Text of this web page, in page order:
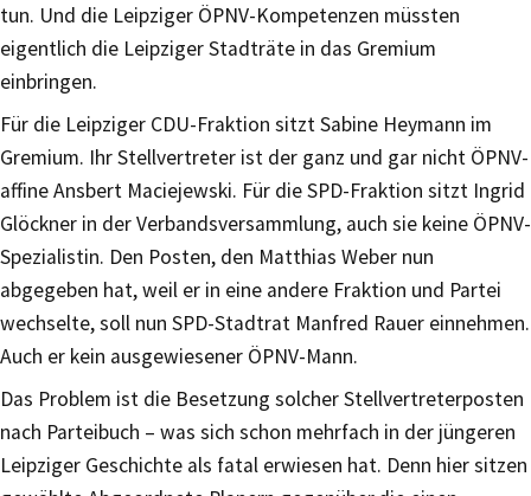
tun. Und die Leipziger ÖPNV-Kompetenzen müssten
eigentlich die Leipziger Stadträte in das Gremium
einbringen.
Für die Leipziger CDU-Fraktion sitzt Sabine Heymann im
Gremium. Ihr Stellvertreter ist der ganz und gar nicht ÖPNV-
affine Ansbert Maciejewski. Für die SPD-Fraktion sitzt Ingrid
Glöckner in der Verbandsversammlung, auch sie keine ÖPNV-
Spezialistin. Den Posten, den Matthias Weber nun
abgegeben hat, weil er in eine andere Fraktion und Partei
wechselte, soll nun SPD-Stadtrat Manfred Rauer einnehmen.
Auch er kein ausgewiesener ÖPNV-Mann.
Das Problem ist die Besetzung solcher Stellvertreterposten
nach Parteibuch – was sich schon mehrfach in der jüngeren
Leipziger Geschichte als fatal erwiesen hat. Denn hier sitzen